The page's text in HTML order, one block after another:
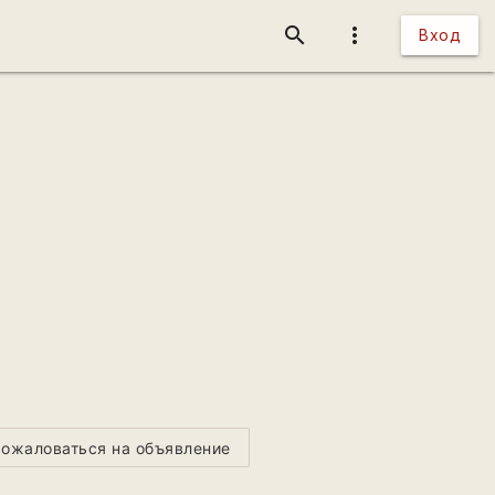
more_vert Вход
search
на объявление